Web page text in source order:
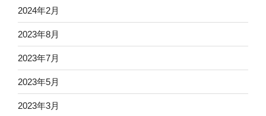
2024年2月
2023年8月
2023年7月
2023年5月
2023年3月